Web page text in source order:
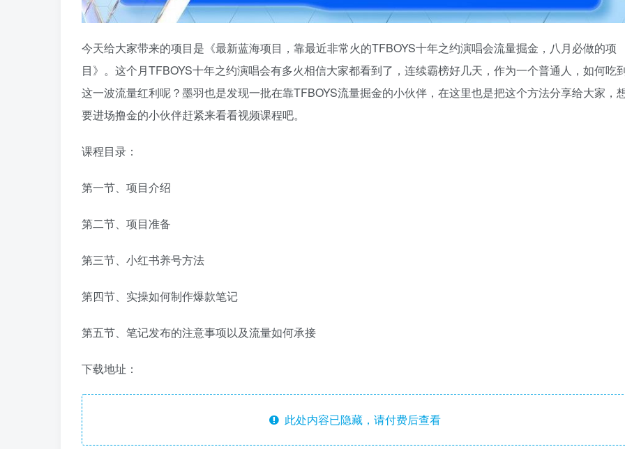
今天给大家带来的项目是《最新蓝海项目，靠最近非常火的TFBOYS十年之约演唱会流量掘金，八月必做的项
目》。这个月TFBOYS十年之约演唱会有多火相信大家都看到了，连续霸榜好几天，作为一个普通人，如何吃
这一波流量红利呢？墨羽也是发现一批在靠TFBOYS流量掘金的小伙伴，在这里也是把这个方法分享给大家，
要进场撸金的小伙伴赶紧来看看视频课程吧。
课程目录：
第一节、项目介绍
第二节、项目准备
第三节、小红书养号方法
第四节、实操如何制作爆款笔记​
第五节、笔记发布的注意事项以及流量如何承接
下载地址：
此处内容已隐藏，请付费后查看